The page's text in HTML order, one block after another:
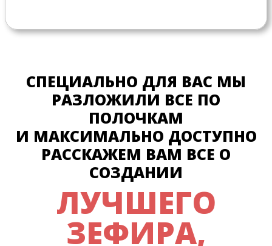
СПЕЦИАЛЬНО ДЛЯ ВАС МЫ
РАЗЛОЖИЛИ ВСЕ ПО
ПОЛОЧКАМ
И МАКСИМАЛЬНО ДОСТУПНО
РАССКАЖЕМ ВАМ ВСЕ О
СОЗДАНИИ
ЛУЧШЕГО
ЗЕФИРА,